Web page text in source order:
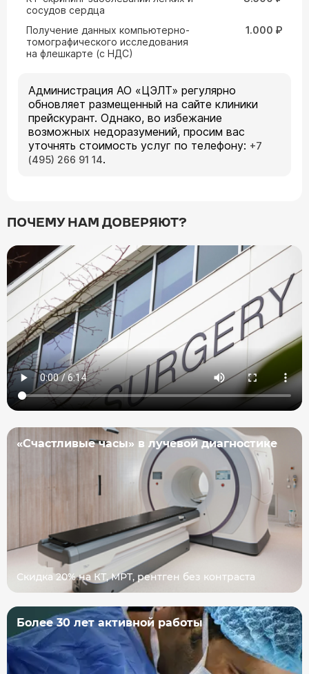
сосудов сердца
Получение данных компьютерно-
томографического исследования
на флешкарте (с НДС)
1.000 ₽
Администрация АО «ЦЭЛТ» регулярно
обновляет размещенный на сайте клиники
прейскурант. Однако, во избежание
возможных недоразумений, просим вас
уточнять стоимость услуг по телефону: +7
(495) 266 91 14.
ПОЧЕМУ НАМ ДОВЕРЯЮТ?
«Счастливые часы» в лучевой диагностике
Скидка 20% на КТ, МРТ, рентген без контраста
Более 30 лет активной работы